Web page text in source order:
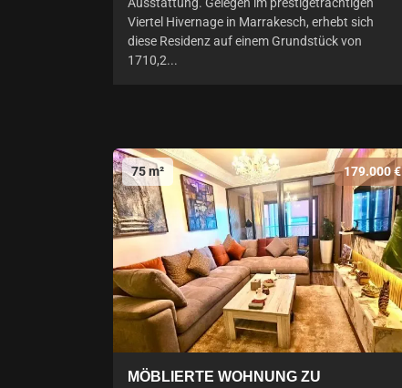
Viertel Hivernage in Marrakesch, erhebt sich
diese Residenz auf einem Grundstück von
1710,2...
75 m² 179.000 €
MÖBLIERTE WOHNUNG ZU